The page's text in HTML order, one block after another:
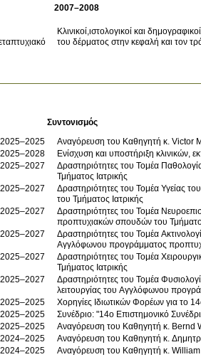
2007–2008
Κλινικοί,ιστολογικοί και
του δέρματος στην κεφαλή και τον
Συντονισμός
2025–2025
Αναγόρευση του Καθηγητή κ. Victor
2025–2028
2025–2027
Δραστηριότητες του Τομέα
Τμήματος Ιατρικής
2025–2027
Δραστηριότητες του Τομέα Υγείας
του Τμήματος Ιατρικής
2025–2027
Δραστηριότητες του Τομέα
προπτυχιακών σπουδών του
2025–2027
Δραστηριότητες του Τομέα
Αγγλόφωνου προγράμματος
2025–2027
Δραστηριότητες του Τομέα
Τμήματος Ιατρικής
2025–2027
Δραστηριότητες του Τομέα
λειτουργίας του Αγγλόφωνου
2025–2025
Χορηγίες Ιδιωτικών Φορέων για το
2025–2025
Συνέδριο: "14ο Επιστημονικό
2025–2025
Αναγόρευση του Καθηγητή κ. Bernd
2024–2025
Αναγόρευση του Καθηγητή κ.
2024–2025
Αναγόρευση του Καθηγητή κ. William